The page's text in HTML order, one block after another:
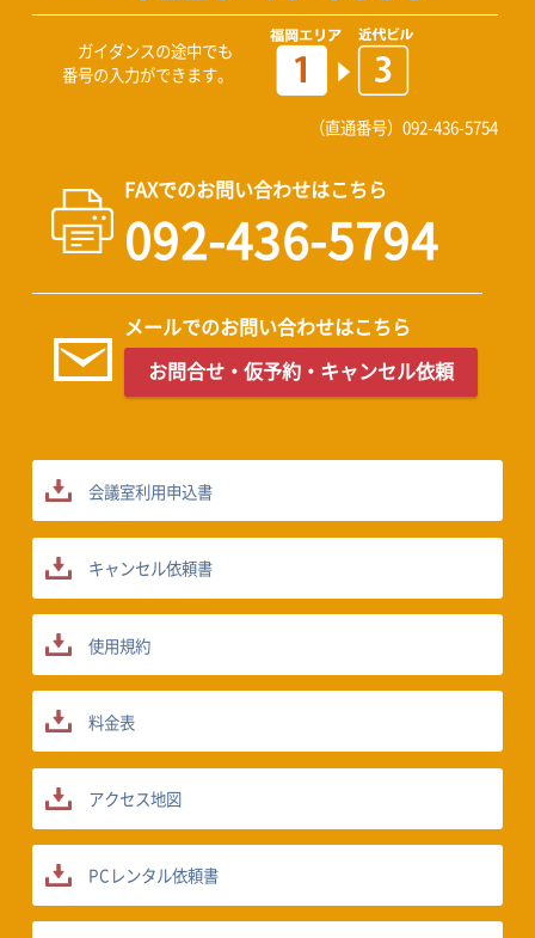
ガイダンスの途中でも
番号の入力ができます。
（直通番号） 092-436-5754
FAXでのお問い合わせはこちら
092-436-5794
メールでのお問い合わせはこちら
お問合せ・仮予約・キャンセル依頼
会議室利用申込書
キャンセル依頼書
使用規約
料金表
アクセス地図
PCレンタル依頼書